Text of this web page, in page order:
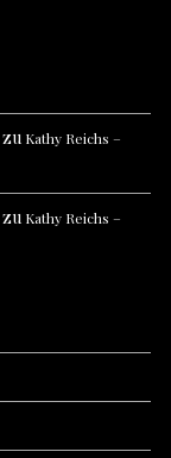
zu Kathy Reichs –
zu Kathy Reichs –